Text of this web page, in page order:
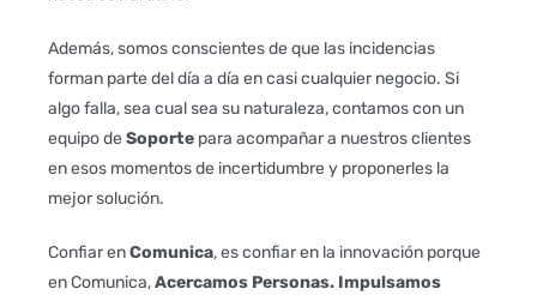
Además, somos conscientes de que las incidencias
forman parte del día a día en casi cualquier negocio. Si
algo falla, sea cual sea su naturaleza, contamos con un
equipo deSoporte para acompañar a nuestros clientes
en esos momentos de incertidumbre y proponerles la
mejor solución.
Confiar enComunica, es confiar en la innovación porque
en Comunica,Acercamos Personas. Impulsamos